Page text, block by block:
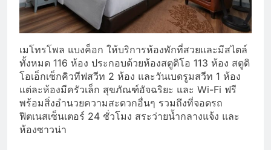
เมโทรโพล แบงค็อก ให้บริการห้องพักที่สวยและมีสไตล์
ทั้งหมด 116 ห้อง ประกอบด้วยห้องสตูดิโอ 113 ห้อง สตูดิ
โอเอ็กเซ็กคิวทีฟสวีท 2 ห้อง และวันเบดรูมสวีท 1 ห้อง
แต่ละห้องมีครัวเล็ก สุขภัณฑ์อัจฉริยะ และ Wi-Fi ฟรี
พร้อมสิ่งอำนวยความสะดวกอื่นๆ รวมถึงที่จอดรถ
ฟิตเนสเซ็นเตอร์ 24 ชั่วโมง สระว่ายน้ำกลางแจ้ง และ
ห้องซาวน่า